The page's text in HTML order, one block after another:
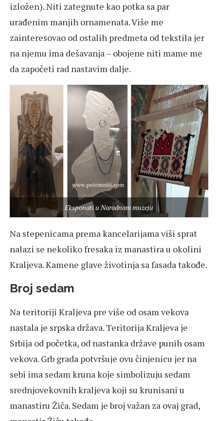
izložen). Niti zategnute kao potka sa par
urađenim manjih ornamenata. Više me
zainteresovao od ostalih predmeta od tekstila jer
na njemu ima dešavanja – obojene niti mame me
da započeti rad nastavim dalje.
Eksponati u Narodnom muzeju
Na stepenicama prema kancelarijama viši sprat
nalazi se nekoliko fresaka iz manastira u okolini
Kraljeva. Kamene glave životinja sa fasada takođe.
Broj sedam
Na teritoriji Kraljeva pre više od osam vekova
nastala je srpska država. Teritorija Kraljeva je
Srbija od početka, od nastanka države punih osam
vekova. Grb grada potvršuje ovu činjenicu jer na
sebi ima sedam kruna koje simbolizuju sedam
srednjovekovnih kraljeva koji su krunisani u
manastiru Žiča. Sedam je broj važan za ovaj grad,